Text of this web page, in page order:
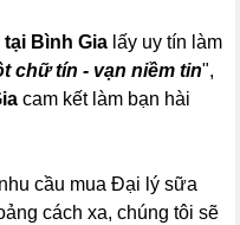
Bình Gia lấy uy tín làm
chữ tín - vạn niềm tin",
cam kết làm bạn hài
cầu mua Đại lý sữa
cách xa, chúng tôi sẽ